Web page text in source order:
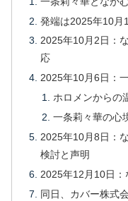
発端は2025年10月
2025年10月2日：
応
2025年10月6日：
ホロメンからの
一条莉々華の心
2025年10月8日：
検討と声明
2025年12月10日
同日、カバー株式